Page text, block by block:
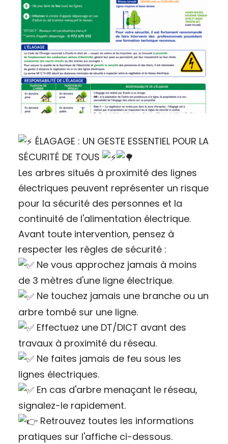
ÉLAGAGE : UN GESTE ESSENTIEL POUR LA
SÉCURITÉ DE TOUS
Les arbres situés à proximité des lignes
électriques peuvent représenter un risque
pour la sécurité des personnes et la
continuité de l'alimentation électrique.
Avant toute intervention, pensez à
respecter les règles de sécurité :
Ne vous approchez jamais à moins
de 3 mètres d'une ligne électrique.
Ne touchez jamais une branche ou un
arbre tombé sur une ligne.
Effectuez une DT/DICT avant des
travaux à proximité du réseau.
Ne faites jamais de feu sous les
lignes électriques.
En cas d'arbre menaçant le réseau,
signalez-le rapidement.
Retrouvez toutes les informations
pratiques sur l'affiche ci-dessous.